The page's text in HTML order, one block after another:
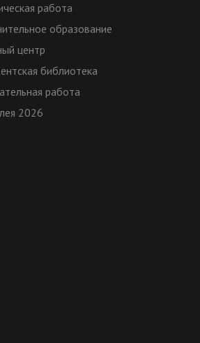
работа
образование
центр
библиотека
работа
2026